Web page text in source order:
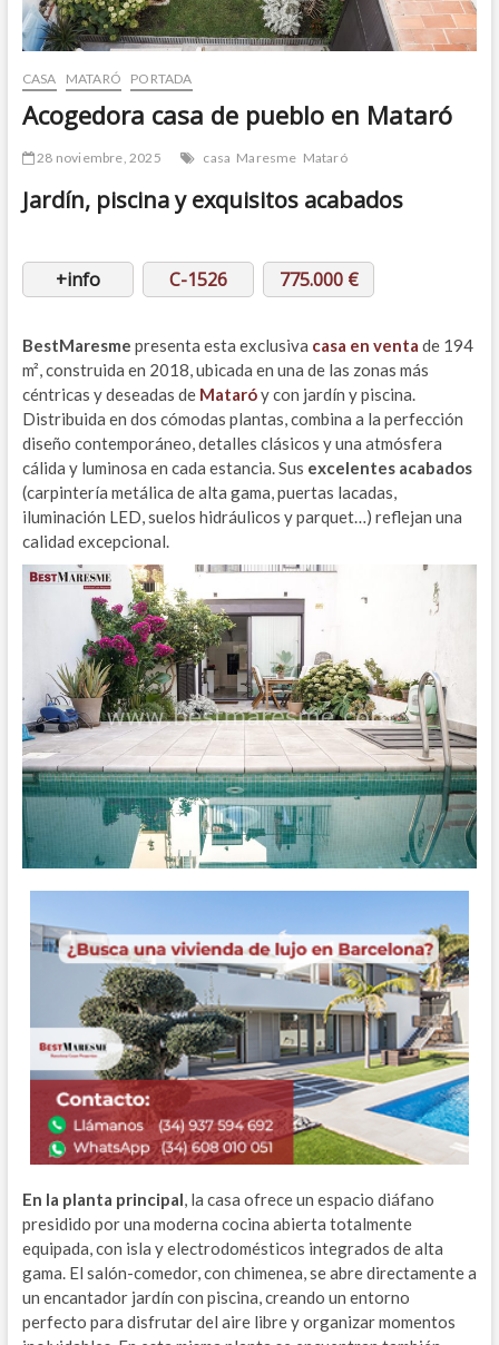
CASA MATARÓ PORTADA
Acogedora casa de pueblo en Mataró
28 noviembre, 2025 casa Maresme Mataró
Jardín, piscina y exquisitos acabados
+info C-1526 775.000 €
BestMaresme presenta esta exclusiva casa en venta de 194
m², construida en 2018, ubicada en una de las zonas más
céntricas y deseadas de Mataróy con jardín y piscina.
Distribuida en dos cómodas plantas, combina a la perfección
diseño contemporáneo, detalles clásicos y una atmósfera
cálida y luminosa en cada estancia. Sus excelentes acabados
(carpintería metálica de alta gama, puertas lacadas,
iluminación LED, suelos hidráulicos y parquet…) reflejan una
calidad excepcional.
En la planta principal, la casa ofrece un espacio diáfano
presidido por una moderna cocina abierta totalmente
equipada, con isla y electrodomésticos integrados de alta
gama. El salón-comedor, con chimenea, se abre directamente a
un encantador jardín con piscina, creando un entorno
perfecto para disfrutar del aire libre y organizar momentos